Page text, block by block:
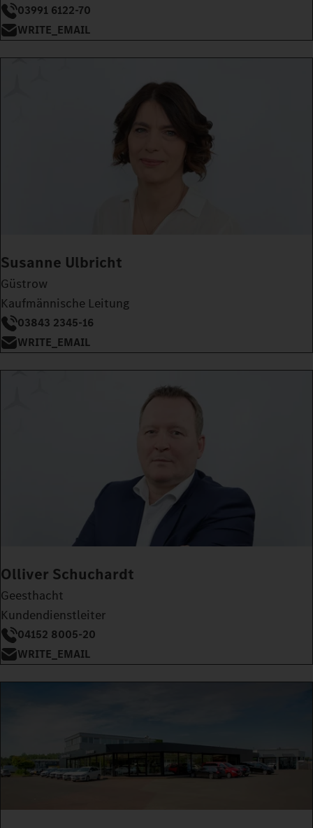
03991 6122-70
WRITE_EMAIL
Susanne Ulbricht
Güstrow
Kaufmännische Leitung
03843 2345-16
WRITE_EMAIL
Olliver Schuchardt
Geesthacht
Kundendienstleiter
04152 8005-20
WRITE_EMAIL